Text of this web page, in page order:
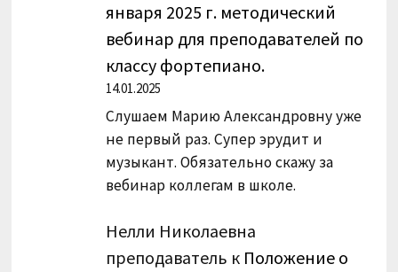
января 2025 г. методический
вебинар для преподавателей по
классу фортепиано.
14.01.2025
Слушаем Марию Александровну уже
не первый раз. Супер эрудит и
музыкант. Обязательно скажу за
вебинар коллегам в школе.
Нелли Николаевна
преподаватель к Положение о